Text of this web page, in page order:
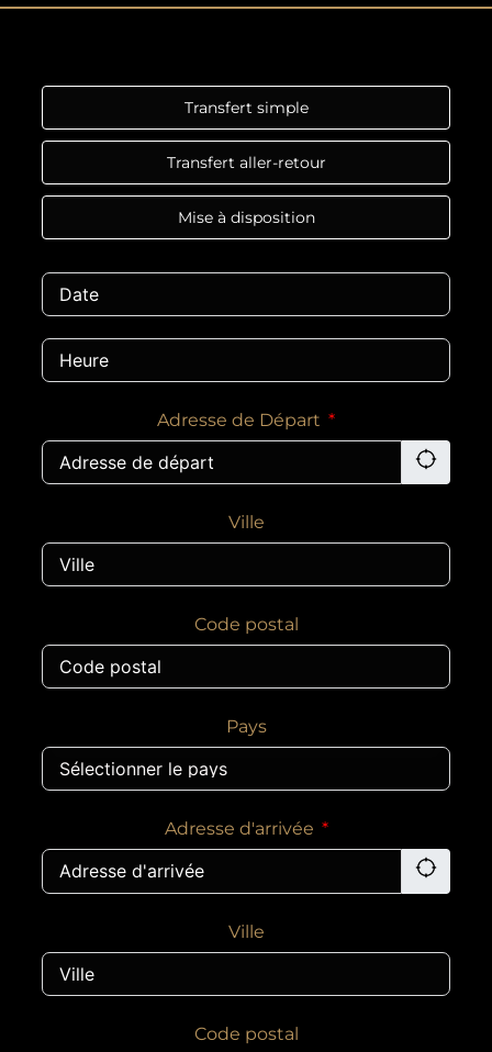
Transfert simple
Transfert aller-retour
Mise à disposition
Adresse de Départ
Ville
Code postal
Pays
Adresse d'arrivée
Ville
Code postal